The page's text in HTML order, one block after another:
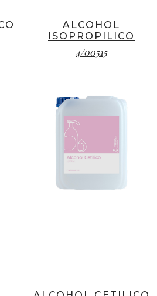
ALCOHOL
ISOPROPILICO
4/00515